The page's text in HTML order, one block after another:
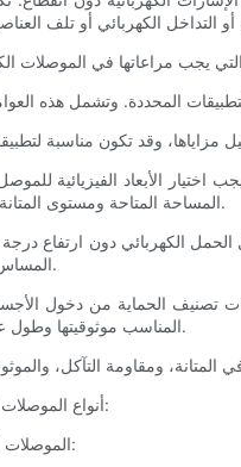
الأبعاد الفيزيائية
المساحة المتاحة ومستوى المتانة المطلوب.
الكهربائي دون ارتفاع درجة
المساس بالسلامة.
تصنيف الحماية من دخول
(IP) المناسب موثوقيتها وطول عمرها.
أنواع الموصلات الكهربائية:
1. الموصلات الدائرية: